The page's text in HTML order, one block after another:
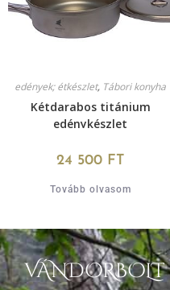
edények; étkészlet, Tábori konyha
Kétdarabos titánium
edénykészlet
24 500 FT
Tovább olvasom
VÁNDORBOLT